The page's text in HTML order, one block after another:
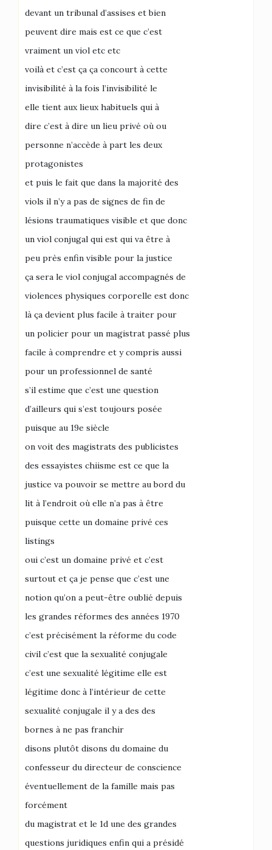
devant un tribunal d’assises et bien
peuvent dire mais est ce que c’est
vraiment un viol etc etc
voilà et c’est ça ça concourt à cette
invisibilité à la fois l’invisibilité le
elle tient aux lieux habituels qui à
dire c’est à dire un lieu privé où ou
personne n’accède à part les deux
protagonistes
et puis le fait que dans la majorité des
viols il n’y a pas de signes de fin de
lésions traumatiques visible et que donc
un viol conjugal qui est qui va être à
peu près enfin visible pour la justice
ça sera le viol conjugal accompagnés de
violences physiques corporelle est donc
là ça devient plus facile à traiter pour
un policier pour un magistrat passé plus
facile à comprendre et y compris aussi
pour un professionnel de santé
s’il estime que c’est une question
d’ailleurs qui s’est toujours posée
puisque au 19e siècle
on voit des magistrats des publicistes
des essayistes chiisme est ce que la
justice va pouvoir se mettre au bord du
lit à l’endroit où elle n’a pas à être
puisque cette un domaine privé ces
listings
oui c’est un domaine privé et c’est
surtout et ça je pense que c’est une
notion qu’on a peut-être oublié depuis
les grandes réformes des années 1970
c’est précisément la réforme du code
civil c’est que la sexualité conjugale
c’est une sexualité légitime elle est
légitime donc à l’intérieur de cette
sexualité conjugale il y a des des
bornes à ne pas franchir
disons plutôt disons du domaine du
confesseur du directeur de conscience
éventuellement de la famille mais pas
forcément
du magistrat et le 1d une des grandes
questions juridiques enfin qui a présidé